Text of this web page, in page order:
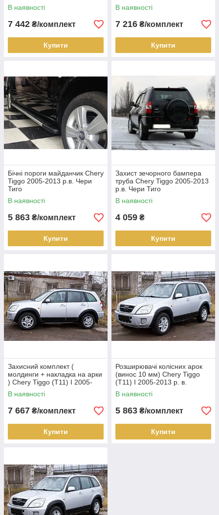
В наявності
7 442 ₴/комплект
Купити
В наявності
7 216 ₴/комплект
Купити
Бічні пороги майданчик Chery
Tiggo 2005-2013 р.в. Чери
Тиго
В наявності
5 863 ₴/комплект
Купити
Захист зечорного бампера
труба Chery Tiggo 2005-2013
р.в. Чери Тиго
В наявності
4 059 ₴
Купити
Захисний комплект (
молдинги + накладка на арки
) Chery Tiggo (Т11) I 2005-
2013 р. в. Чері Тіго
В наявності
7 667 ₴/комплект
Купити
Розширювачі колісних арок
(винос 10 мм) Chery Tiggo
(Т11) I 2005-2013 р. в.
В наявності
5 863 ₴/комплект
Купити